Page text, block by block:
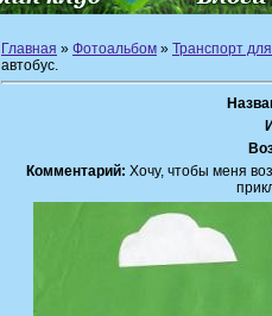
Главная » Фотоальбом » Транспорт
автобус.
Комментарий: Хочу, чтобы меня